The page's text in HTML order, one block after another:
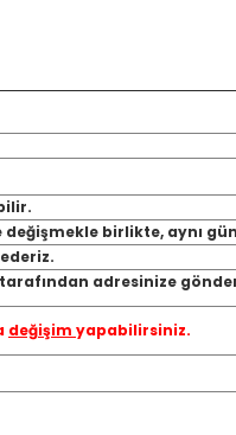
birlikte, aynı
adresinize
değişim yapabilirsiniz.